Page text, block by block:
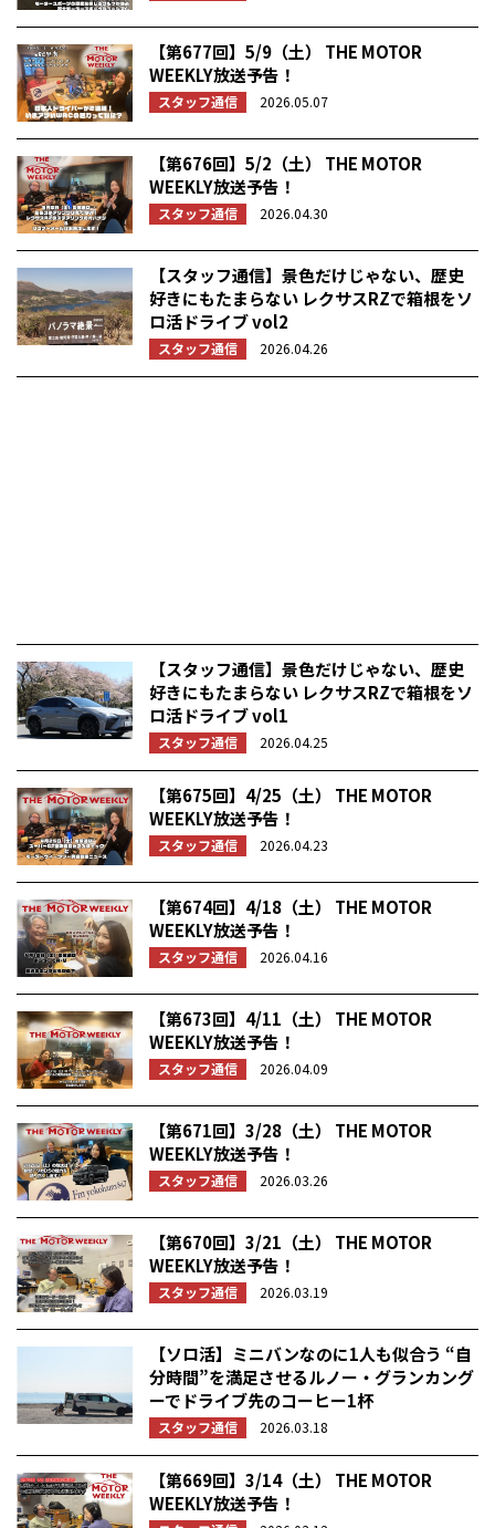
【第677回】5/9（土） THE MOTOR
WEEKLY放送予告！
スタッフ通信 2026.05.07
【第676回】5/2（土） THE MOTOR
WEEKLY放送予告！
スタッフ通信 2026.04.30
【スタッフ通信】景色だけじゃない、歴史
好きにもたまらない レクサスRZで箱根をソ
ロ活ドライブ vol2
スタッフ通信 2026.04.26
【スタッフ通信】景色だけじゃない、歴史
好きにもたまらない レクサスRZで箱根をソ
ロ活ドライブ vol1
スタッフ通信 2026.04.25
【第675回】4/25（土） THE MOTOR
WEEKLY放送予告！
スタッフ通信 2026.04.23
【第674回】4/18（土） THE MOTOR
WEEKLY放送予告！
スタッフ通信 2026.04.16
【第673回】4/11（土） THE MOTOR
WEEKLY放送予告！
スタッフ通信 2026.04.09
【第671回】3/28（土） THE MOTOR
WEEKLY放送予告！
スタッフ通信 2026.03.26
【第670回】3/21（土） THE MOTOR
WEEKLY放送予告！
スタッフ通信 2026.03.19
【ソロ活】ミニバンなのに1人も似合う “自
分時間”を満足させるルノー・グランカング
ーでドライブ先のコーヒー1杯
スタッフ通信 2026.03.18
【第669回】3/14（土） THE MOTOR
WEEKLY放送予告！